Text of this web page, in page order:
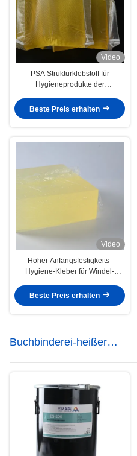
Video
PSA Strukturklebstoff für
Hygieneprodukte der
Damenbinden
Beste Preis erhalten
Video
Hoher Anfangsfestigkeits-
Hygiene-Kleber für Windel-
Beste Preis erhalten
Buchbinderei-heißer
Schmelzkleber